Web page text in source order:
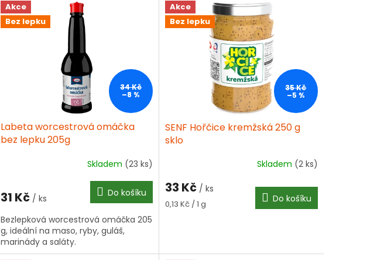
Akce
Bez lepku
34 Kč
–8 %
Labeta worcestrová omáčka
bez lepku 205g
je
z
5
hvězdiček.
Skladem (23 ks)
31 Kč / ks Do košíku
Bezlepková worcestrová omáčka 205
g, ideální na maso, ryby, guláš,
marinády a saláty.
Akce
Bez lepku
35 Kč
–5 %
SENF Hořčice kremžská 250 g
sklo
Skladem (2 ks)
33 Kč / ks
Měrná
0,13 Kč / 1 g Do košíku